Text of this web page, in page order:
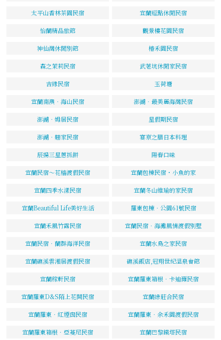
太平山香林茶園民宿 宜蘭逗點休閒民宿
怡蘭精品旅館 觀景樓花園民宿
神仙灣休閒別館 椿禾園民宿
森之茉莉民宿 武荖坑休閒家民宿
吉緣民宿 玉荷塘
宜蘭南澳‧海山民宿 澎湖‧最美麗海灣民宿
澎湖‧姆居民宿 星假期民宿
澎湖‧翹家民宿 宴京之膳日本料理
辰揚三星蔥抓餅 陽春口味
宜蘭民宿～花檣渡假民宿 宜蘭包棟民宿・小魚的家
宜蘭四季水漾民宿 宜蘭冬山維瑜的家民宿
宜蘭Beautiful Life美好生活 羅東包棟‧公園61號民宿
宜蘭禾風竹露民宿 宜蘭民宿．海灘風情渡假別墅
宜蘭民宿．蘭群海洋民宿 宜蘭水鳥之家民宿
宜蘭礁溪雲湘居渡假民宿 礁溪飯店,冠翔世紀溫泉會館
宜蘭稼軒民宿 宜蘭羅東箱根．卡迪爾民宿
宜蘭羅東D&S陌上花開民宿 宜蘭綠莊合民宿
宜蘭羅東．紅煙囪民宿 宜蘭羅東．余禾園渡假民宿
宜蘭羅東箱根．亞蔓尼民宿 宜蘭巴黎鐵塔民宿